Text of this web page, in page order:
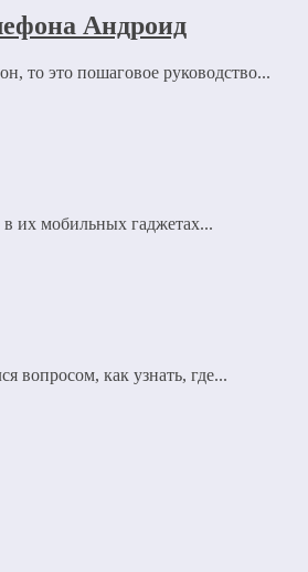
Андроид
то это пошаговое руководство...
их мобильных гаджетах...
вопросом, как узнать, где...